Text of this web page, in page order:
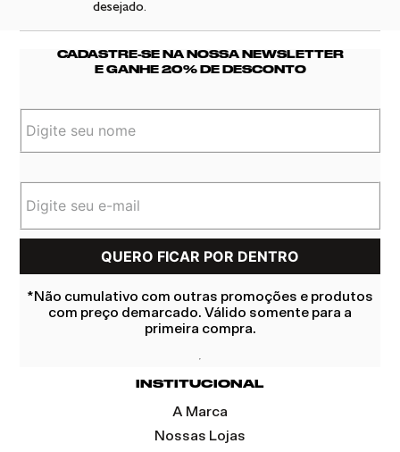
desejado.
CADASTRE-SE NA NOSSA NEWSLETTER
E GANHE 20% DE DESCONTO
*Não cumulativo com outras promoções e produtos
com preço demarcado. Válido somente para a
primeira compra.
INSTITUCIONAL
A Marca
Nossas Lojas